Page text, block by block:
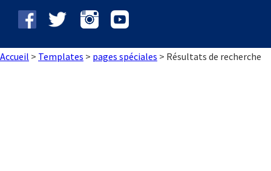
Braque de Weimar
Saint Bernard
Dogue du Tibet
Accueil > Templates > pages spéciales > Résultats de recherche